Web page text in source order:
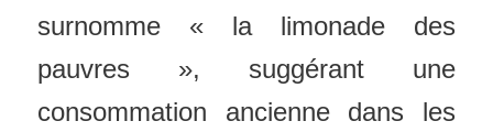
surnomme « la limonade des
pauvres », suggérant une
consommation ancienne dans les